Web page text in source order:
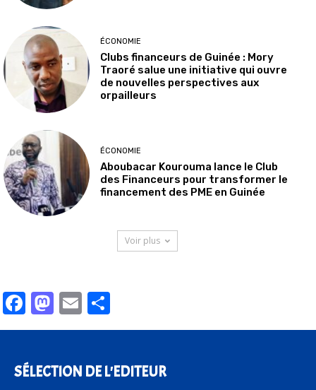
ÉCONOMIE
Clubs financeurs de Guinée : Mory
Traoré salue une initiative qui ouvre
de nouvelles perspectives aux
orpailleurs
ÉCONOMIE
Aboubacar Kourouma lance le Club
des Financeurs pour transformer le
financement des PME en Guinée
Voir plus
Facebook
Mastodon
Email
SÉLECTION DE L'EDITEUR